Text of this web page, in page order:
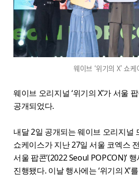
웨이브 ‘위기의 X’ 쇼케
웨이브 오리지널 ‘위기의 X’가 서울
공개되었다.
내달 2일 공개되는 웨이브 오리지널
쇼케이스가 지난 27일 서울 코엑스
서울 팝콘’(2022 Seoul POPCON)’
진행됐다. 이날 행사에는 ‘위기의 X’